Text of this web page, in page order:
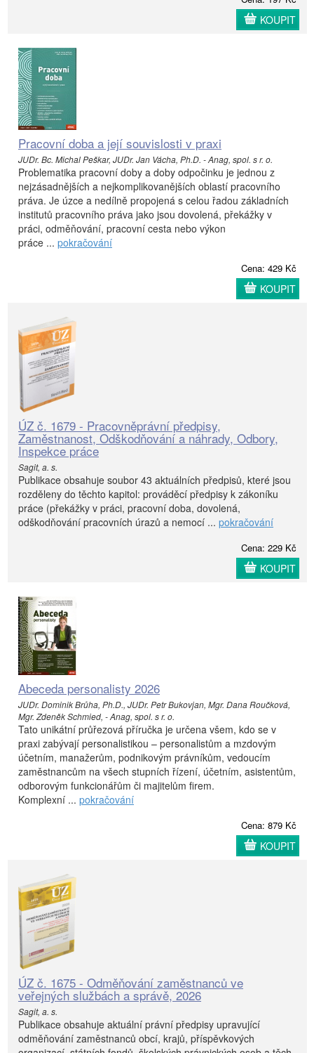
KOUPIT
Pracovní doba a její souvislosti v praxi
JUDr. Bc. Michal Peškar, JUDr. Jan Vácha, Ph.D. - Anag, spol. s r. o.
Problematika pracovní doby a doby odpočinku je jednou z
nejzásadnějších a nejkomplikovanějších oblastí pracovního
práva. Je úzce a nedílně propojená s celou řadou základních
institutů pracovního práva jako jsou dovolená, překážky v
práci, odměňování, pracovní cesta nebo výkon
práce ... pokračování
Cena: 429 Kč
KOUPIT
ÚZ č. 1679 - Pracovněprávní předpisy,
Zaměstnanost, Odškodňování a náhrady, Odbory,
Inspekce práce
Sagit, a. s.
Publikace obsahuje soubor 43 aktuálních předpisů, které jsou
rozděleny do těchto kapitol: prováděcí předpisy k zákoníku
práce (překážky v práci, pracovní doba, dovolená,
odškodňování pracovních úrazů a nemocí ... pokračování
Cena: 229 Kč
KOUPIT
Abeceda personalisty 2026
JUDr. Dominik Brůha, Ph.D., JUDr. Petr Bukovjan, Mgr. Dana Roučková,
Mgr. Zdeněk Schmied, - Anag, spol. s r. o.
Tato unikátní průřezová příručka je určena všem, kdo se v
praxi zabývají personalistikou – personalistům a mzdovým
účetním, manažerům, podnikovým právníkům, vedoucím
zaměstnancům na všech stupních řízení, účetním, asistentům,
odborovým funkcionářům či majitelům firem.
Komplexní ... pokračování
Cena: 879 Kč
KOUPIT
ÚZ č. 1675 - Odměňování zaměstnanců ve
veřejných službách a správě, 2026
Sagit, a. s.
Publikace obsahuje aktuální právní předpisy upravující
odměňování zaměstnanců obcí, krajů, příspěvkových